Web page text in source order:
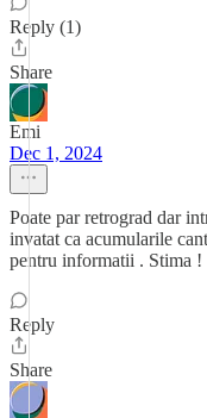
Reply (1)
Share
Emi
Dec 1, 2024
Poate par retrograd dar
invatat ca acumularile
pentru informatii . Stima !
Reply
Share